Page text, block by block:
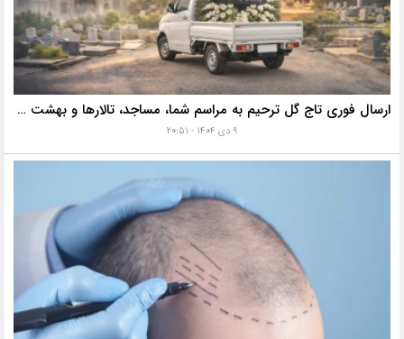
ارسال فوری تاج گل ترحیم به مراسم شما، مساجد، تالارها و بهشت زهرا با خدمات ویژه
۹ دی ۱۴۰۴ - ۲۰:۵۱